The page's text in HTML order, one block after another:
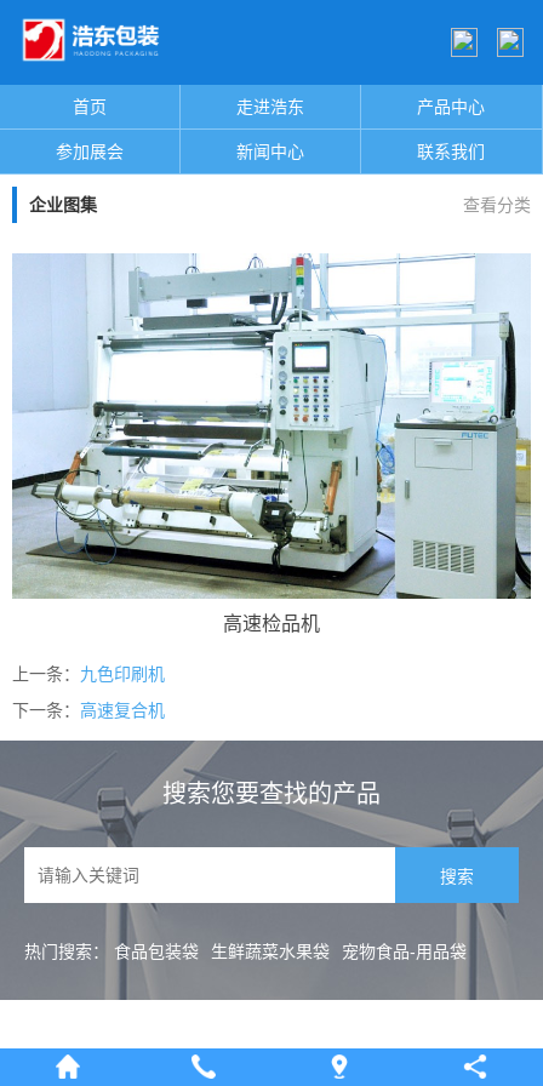
首页 走进浩东 产品中心
参加展会 新闻中心 联系我们
企业图集 查看分类
高速检品机
上一条： 九色印刷机
下一条： 高速复合机
搜索您要查找的产品
热门搜索： 食品包装袋 生鲜蔬菜水果袋 宠物食品-用品袋